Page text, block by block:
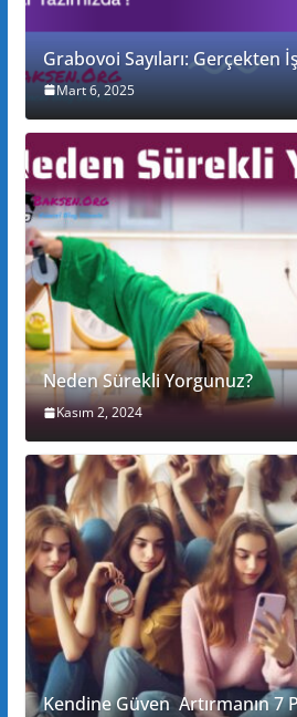
Grabovoi Sayıları: Gerçekten
Mart 6, 2025
Neden Sürekli Yorgunuz?
Kasım 2, 2024
Kendine Güven Artırmanın 7